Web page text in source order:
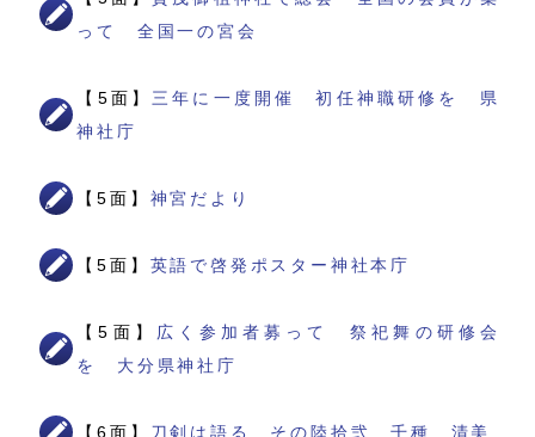
って 全国一の宮会
【5面】 三年に一度開催 初任神職研修を 県
神社庁
【5面】 神宮だより
【5面】 英語で啓発ポスター神社本庁
【5面】 広く参加者募って 祭祀舞の研修会
を 大分県神社庁
【6面】 刀剣は語る その陸拾弐 千種 清美